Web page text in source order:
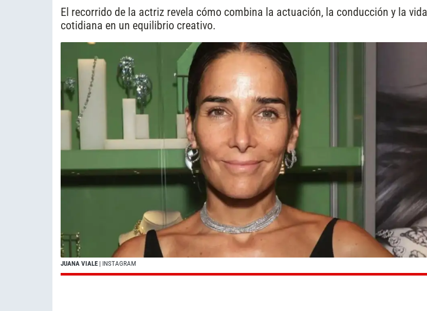
El recorrido de la actriz revela cómo combina la actuación, la conducción y la vida
cotidiana en un equilibrio creativo.
JUANA VIALE | INSTAGRAM